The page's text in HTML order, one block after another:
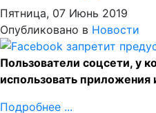
Пятница, 07 Июнь 2019
Опубликовано в Новости
Пользователи соцсети, у
использовать приложения
Подробнее ...